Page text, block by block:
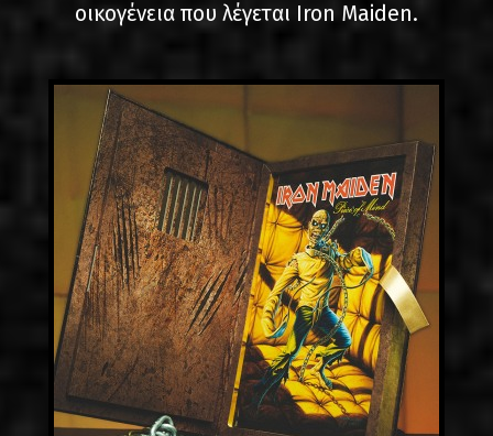
GR
οικογένεια που λέγεται Iron Maiden.